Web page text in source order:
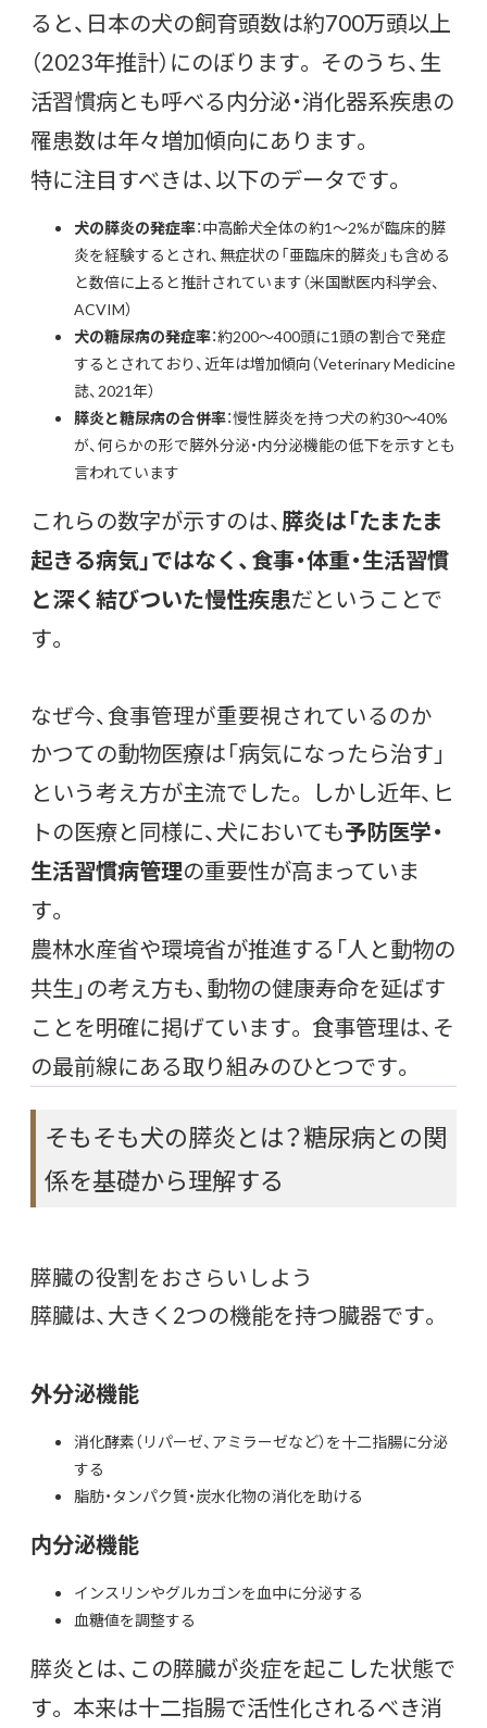
ると、日本の犬の飼育頭数は約700万頭以上
（2023年推計）にのぼります。 そのうち、生
活習慣病とも呼べる内分泌・消化器系疾患の
罹患数は年々増加傾向にあります。
特に注目すべきは、以下のデータです。
犬の膵炎の発症率：中高齢犬全体の約1〜2%が臨床的膵
炎を経験するとされ、無症状の「亜臨床的膵炎」も含める
と数倍に上ると推計されています（米国獣医内科学会、
ACVIM）
犬の糖尿病の発症率：約200〜400頭に1頭の割合で発症
するとされており、近年は増加傾向（Veterinary Medicine
誌、2021年）
膵炎と糖尿病の合併率：慢性膵炎を持つ犬の約30〜40%
が、何らかの形で膵外分泌・内分泌機能の低下を示すとも
言われています
これらの数字が示すのは、膵炎は「たまたま
起きる病気」ではなく、食事・体重・生活習慣
と深く結びついた慢性疾患だということで
す。
なぜ今、食事管理が重要視されているのか
かつての動物医療は「病気になったら治す」
という考え方が主流でした。 しかし近年、ヒ
トの医療と同様に、犬においても予防医学・
生活習慣病管理の重要性が高まっていま
す。
農林水産省や環境省が推進する「人と動物の
共生」の考え方も、動物の健康寿命を延ばす
ことを明確に掲げています。 食事管理は、そ
の最前線にある取り組みのひとつです。
そもそも犬の膵炎とは？糖尿病との関
係を基礎から理解する
膵臓の役割をおさらいしよう
膵臓は、大きく2つの機能を持つ臓器です。
外分泌機能
消化酵素（リパーゼ、アミラーゼなど）を十二指腸に分泌
する
脂肪・タンパク質・炭水化物の消化を助ける
内分泌機能
インスリンやグルカゴンを血中に分泌する
血糖値を調整する
膵炎とは、この膵臓が炎症を起こした状態で
す。 本来は十二指腸で活性化されるべき消